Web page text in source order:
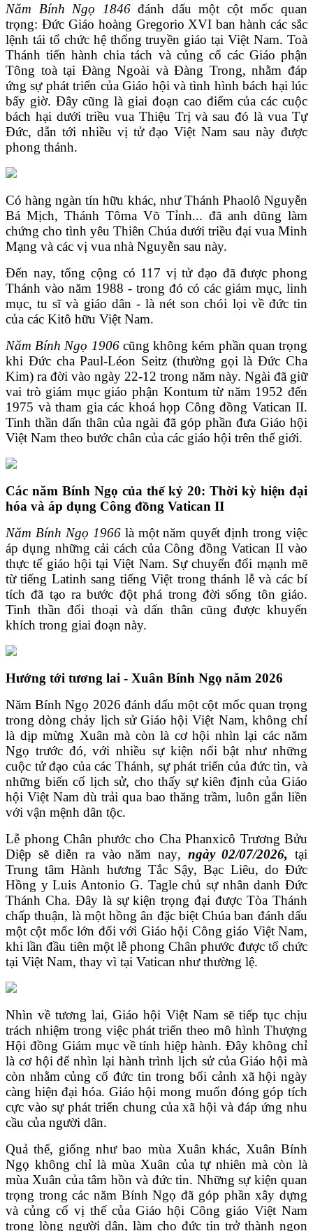
Năm Bính Ngọ 1846đánh dấu một cột mốc quan
trọng: Đức Giáo hoàng Gregorio XVI ban hành các sắc
lệnh tái tổ chức hệ thống truyền giáo tại Việt Nam. Toà
Thánh tiến hành chia tách và củng cố các Giáo phận
Tông toà tại Đàng Ngoài và Đàng Trong, nhằm đáp
ứng sự phát triển của Giáo hội và tình hình bách hại lúc
bấy giờ. Đây cũng là giai đoạn cao điểm của các cuộc
bách hại dưới triều vua Thiệu Trị và sau đó là vua Tự
Đức, dẫn tới nhiều vị tử đạo Việt Nam sau này được
phong thánh.
Có hàng ngàn tín hữu khác, như Thánh Phaolô Nguyễn
Bá Mịch, Thánh Tôma Võ Tỉnh... đã anh dũng làm
chứng cho tình yêu Thiên Chúa dưới triều đại vua Minh
Mạng và các vị vua nhà Nguyễn sau này.
Đến nay, tổng cộng có 117 vị tử đạo đã được phong
Thánh vào năm 1988 - trong đó có các giám mục, linh
mục, tu sĩ và giáo dân - là nét son chói lọi về đức tin
của các Kitô hữu Việt Nam.
Năm Bính Ngọ 1906cũng không kém phần quan trọng
khi Đức cha Paul-Léon Seitz (thường gọi là Đức Cha
Kim) ra đời vào ngày 22-12 trong năm này. Ngài đã giữ
vai trò giám mục giáo phận Kontum từ năm 1952 đến
1975 và tham gia các khoá họp Công đồng Vatican II.
Tinh thần dấn thân của ngài đã góp phần đưa Giáo hội
Việt Nam theo bước chân của các giáo hội trên thế giới.
Các năm Bính Ngọ của thế kỷ 20: Thời kỳ hiện đại
hóa và áp dụng Công đồng Vatican II
Năm Bính Ngọ 1966là một năm quyết định trong việc
áp dụng những cải cách của Công đồng Vatican II vào
thực tế giáo hội tại Việt Nam. Sự chuyển đổi mạnh mẽ
từ tiếng Latinh sang tiếng Việt trong thánh lễ và các bí
tích đã tạo ra bước đột phá trong đời sống tôn giáo.
Tinh thần đối thoại và dấn thân cũng được khuyến
khích trong giai đoạn này.
Hướng tới tương lai - Xuân Bính Ngọ năm 2026
Năm Bính Ngọ 2026 đánh dấu một cột mốc quan trọng
trong dòng chảy lịch sử Giáo hội Việt Nam, không chỉ
là dịp mừng Xuân mà còn là cơ hội nhìn lại các năm
Ngọ trước đó, với nhiều sự kiện nổi bật như những
cuộc tử đạo của các Thánh, sự phát triển của đức tin, và
những biến cố lịch sử, cho thấy sự kiên định của Giáo
hội Việt Nam dù trải qua bao thăng trầm, luôn gắn liền
với vận mệnh dân tộc.
Lễ phong Chân phước cho Cha Phanxicô Trương Bửu
Diệp sẽ diễn ra vào năm nay, ngày 02/07/2026, tại
Trung tâm Hành hương Tắc Sậy, Bạc Liêu, do Đức
Hồng y Luis Antonio G. Tagle chủ sự nhân danh Đức
Thánh Cha. Đây là sự kiện trọng đại được Tòa Thánh
chấp thuận, là một hồng ân đặc biệt Chúa ban đánh dấu
một cột mốc lớn đối với Giáo hội Công giáo Việt Nam,
khi lần đầu tiên một lễ phong Chân phước được tổ chức
tại Việt Nam, thay vì tại Vatican như thường lệ.
Nhìn về tương lai, Giáo hội Việt Nam sẽ tiếp tục chịu
trách nhiệm trong việc phát triển theo mô hình Thượng
Hội đồng Giám mục về tính hiệp hành. Đây không chỉ
là cơ hội để nhìn lại hành trình lịch sử của Giáo hội mà
còn nhằm củng cố đức tin trong bối cảnh xã hội ngày
càng hiện đại hóa. Giáo hội mong muốn đóng góp tích
cực vào sự phát triển chung của xã hội và đáp ứng nhu
cầu của người dân.
Quả thế, giống như bao mùa Xuân khác, Xuân Bính
Ngọ không chỉ là mùa Xuân của tự nhiên mà còn là
mùa Xuân của tâm hồn và đức tin. Những sự kiện quan
trọng trong các năm Bính Ngọ đã góp phần xây dựng
và củng cố vị thế của Giáo hội Công giáo Việt Nam
trong lòng người dân, làm cho đức tin trở thành ngọn